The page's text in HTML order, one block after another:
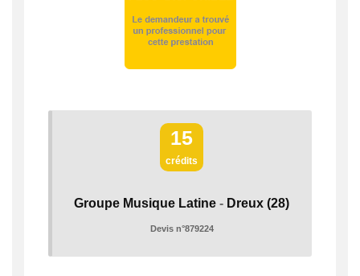
15
crédits
Groupe Musique Latine - Dreux (28)
Devis n°879224